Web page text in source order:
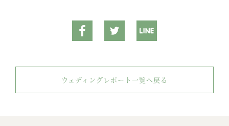
ウェディングレポート一覧へ戻る